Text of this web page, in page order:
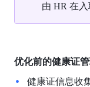
由 HR 在
优化前的健康证
健康证信息收